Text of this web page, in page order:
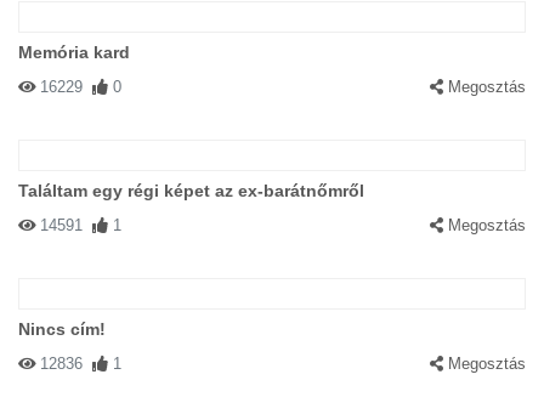
Memória kard
16229 0 Megosztás
Találtam egy régi képet az ex-barátnőmről
14591 1 Megosztás
Nincs cím!
12836 1 Megosztás